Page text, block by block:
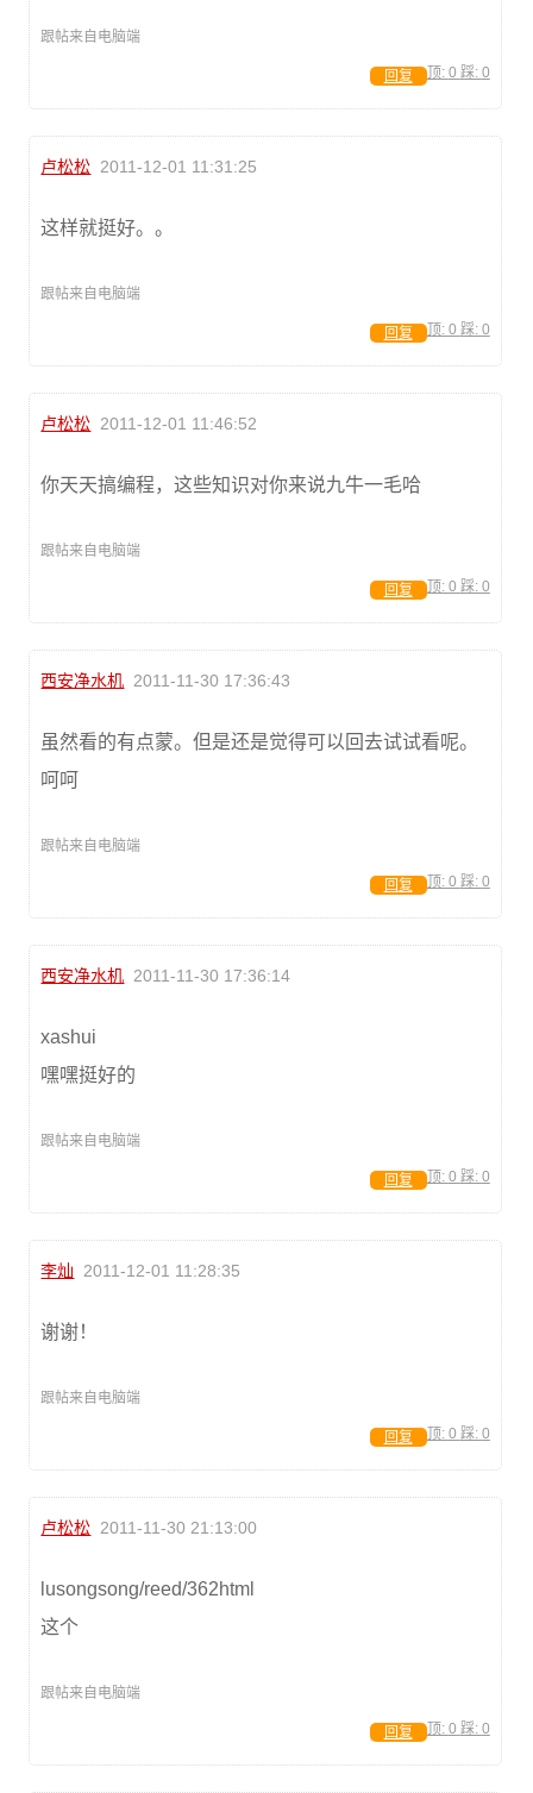
跟帖来自电脑端
顶: 0 踩: 0
回复
卢松松 2011-12-01 11:31:25
这样就挺好。。
跟帖来自电脑端
顶: 0 踩: 0
回复
卢松松 2011-12-01 11:46:52
你天天搞编程，这些知识对你来说九牛一毛哈
跟帖来自电脑端
顶: 0 踩: 0
回复
西安净水机 2011-11-30 17:36:43
虽然看的有点蒙。但是还是觉得可以回去试试看呢。
呵呵
跟帖来自电脑端
顶: 0 踩: 0
回复
西安净水机 2011-11-30 17:36:14
xashui
嘿嘿挺好的
跟帖来自电脑端
顶: 0 踩: 0
回复
李灿 2011-12-01 11:28:35
谢谢！
跟帖来自电脑端
顶: 0 踩: 0
回复
卢松松 2011-11-30 21:13:00
lusongsong/reed/362html
这个
跟帖来自电脑端
顶: 0 踩: 0
回复